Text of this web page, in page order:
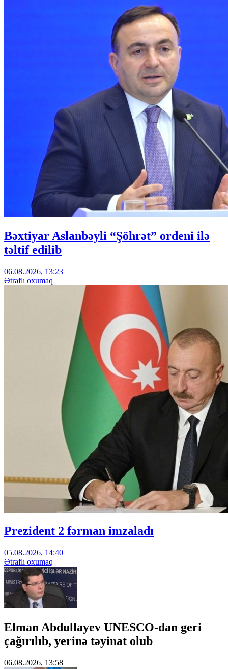
Bəxtiyar Aslanbəyli “Şöhrət” ordeni ilə
təltif edilib
06.08.2026, 13:23
Ətraflı oxumaq
Prezident 2 fərman imzaladı
05.08.2026, 14:40
Ətraflı oxumaq
Elman Abdullayev UNESCO-dan geri
çağırılıb, yerinə təyinat olub
06.08.2026, 13:58